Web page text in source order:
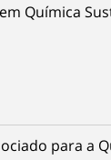
Química
para a